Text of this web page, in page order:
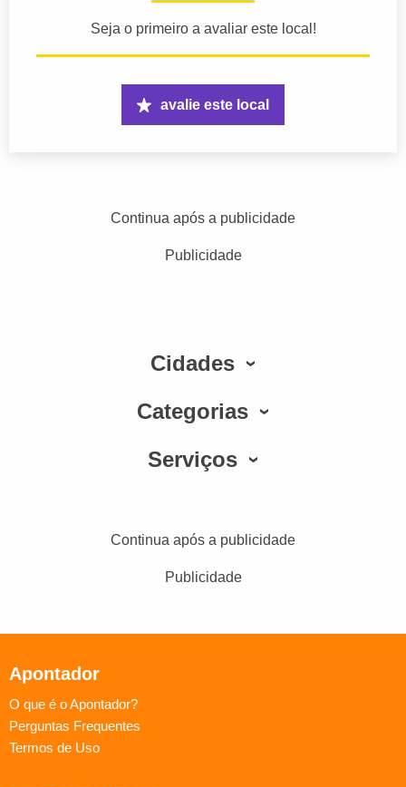
Seja o primeiro a avaliar este local!
avalie este local
Continua após a publicidade
Publicidade
Cidades
Categorias
Serviços
Continua após a publicidade
Publicidade
Apontador
O que é o Apontador?
Perguntas Frequentes
Termos de Uso